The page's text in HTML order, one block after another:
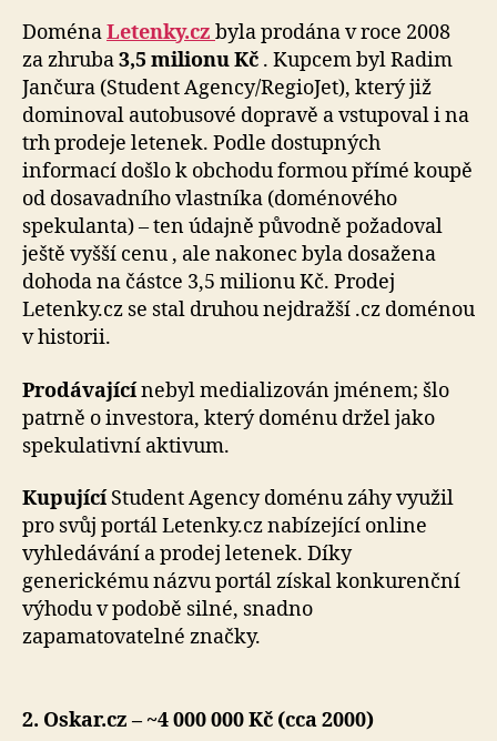
DoménaLetenky.cz byla prodána v roce 2008
za zhruba3,5 milionu Kč . Kupcem byl Radim
Jančura (Student Agency/RegioJet), který již
dominoval autobusové dopravě a vstupoval i na
trh prodeje letenek. Podle dostupných
informací došlo k obchodu formou přímé koupě
od dosavadního vlastníka (doménového
spekulanta) – ten údajně původně požadoval
ještě vyšší cenu , ale nakonec byla dosažena
dohoda na částce 3,5 milionu Kč. Prodej
Letenky.cz se stal druhou nejdražší .cz doménou
v historii.
Prodávajícínebyl medializován jménem; šlo
patrně o investora, který doménu držel jako
spekulativní aktivum.
KupujícíStudent Agency doménu záhy využil
pro svůj portál Letenky.cz nabízející online
vyhledávání a prodej letenek. Díky
generickému názvu portál získal konkurenční
výhodu v podobě silné, snadno
zapamatovatelné značky.
2. Oskar.cz – ~4 000 000 Kč (cca 2000)